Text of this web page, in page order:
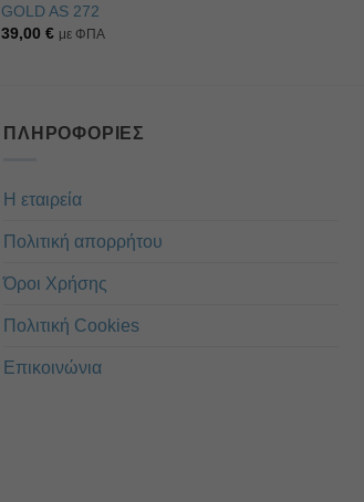
GOLD AS 272
39,00 € με ΦΠΑ
ΠΛΗΡΟΦΟΡΊΕΣ
Η εταιρεία
Πολιτική απορρήτου
Όροι Χρήσης
Πολιτική Cookies
Επικοινώνια